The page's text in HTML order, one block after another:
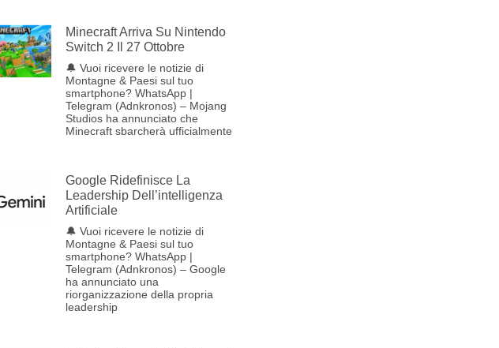
Minecraft Arriva Su Nintendo
Switch 2 Il 27 Ottobre
🔔 Vuoi ricevere le notizie di
Montagne & Paesi sul tuo
smartphone? WhatsApp |
Telegram (Adnkronos) – Mojang
Studios ha annunciato che
Minecraft sbarcherà ufficialmente
Google Ridefinisce La
Leadership Dell’intelligenza
Artificiale
🔔 Vuoi ricevere le notizie di
Montagne & Paesi sul tuo
smartphone? WhatsApp |
Telegram (Adnkronos) – Google
ha annunciato una
riorganizzazione della propria
leadership